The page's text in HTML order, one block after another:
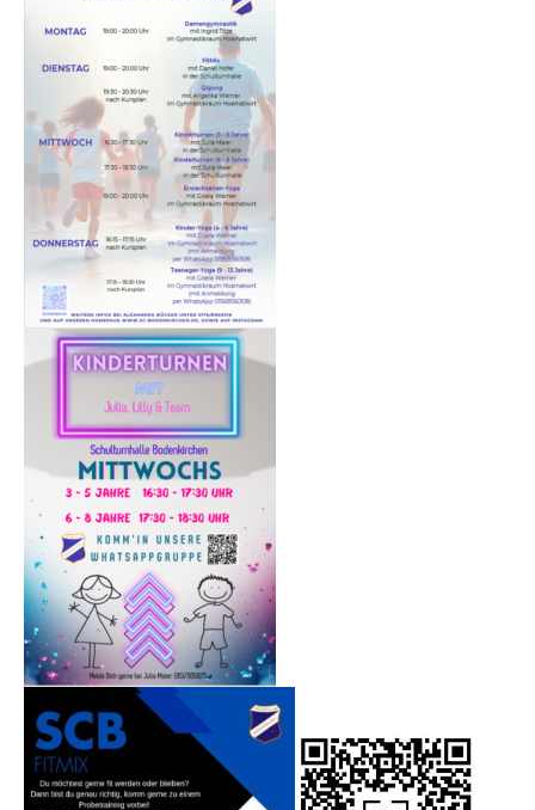
Vereinsheim Hoamat Wirt
Datenschutz
Folge uns auf Instagram
Kursangebote